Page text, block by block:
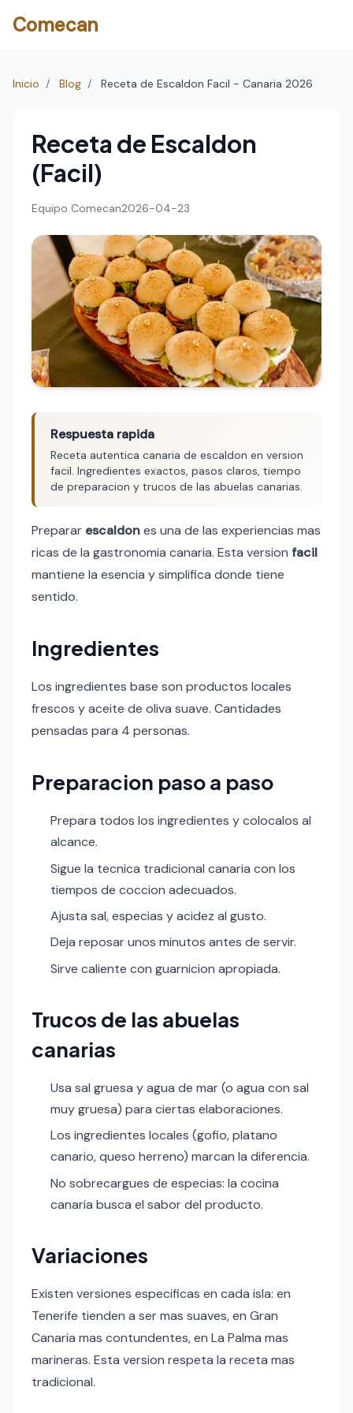
Comecan
Inicio / Blog / Receta de Escaldon Facil - Canaria 2026
Receta de Escaldon
(Facil)
Equipo Comecan2026-04-23
Respuesta rapida
Receta autentica canaria de escaldon en version
facil. Ingredientes exactos, pasos claros, tiempo
de preparacion y trucos de las abuelas canarias.
Preparar escaldones una de las experiencias mas
ricas de la gastronomia canaria. Esta version facil
mantiene la esencia y simplifica donde tiene
sentido.
Ingredientes
Los ingredientes base son productos locales
frescos y aceite de oliva suave. Cantidades
pensadas para 4 personas.
Preparacion paso a paso
Prepara todos los ingredientes y colocalos al
alcance.
Sigue la tecnica tradicional canaria con los
tiempos de coccion adecuados.
Ajusta sal, especias y acidez al gusto.
Deja reposar unos minutos antes de servir.
Sirve caliente con guarnicion apropiada.
Trucos de las abuelas
canarias
Usa sal gruesa y agua de mar (o agua con sal
muy gruesa) para ciertas elaboraciones.
Los ingredientes locales (gofio, platano
canario, queso herreno) marcan la diferencia.
No sobrecargues de especias: la cocina
canaria busca el sabor del producto.
Variaciones
Existen versiones especificas en cada isla: en
Tenerife tienden a ser mas suaves, en Gran
Canaria mas contundentes, en La Palma mas
marineras. Esta version respeta la receta mas
tradicional.